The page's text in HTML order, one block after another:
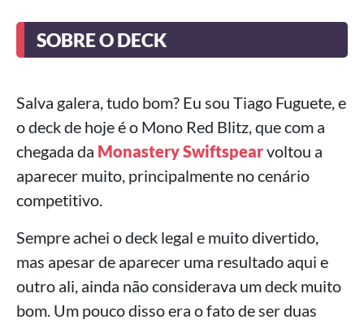
SOBRE O DECK
Salva galera, tudo bom? Eu sou Tiago Fuguete, e
o deck de hoje é o Mono Red Blitz, que com a
chegada da Monastery Swiftspearvoltou a
aparecer muito, principalmente no cenário
competitivo.
Sempre achei o deck legal e muito divertido,
mas apesar de aparecer uma resultado aqui e
outro ali, ainda não considerava um deck muito
bom. Um pouco disso era o fato de ser duas